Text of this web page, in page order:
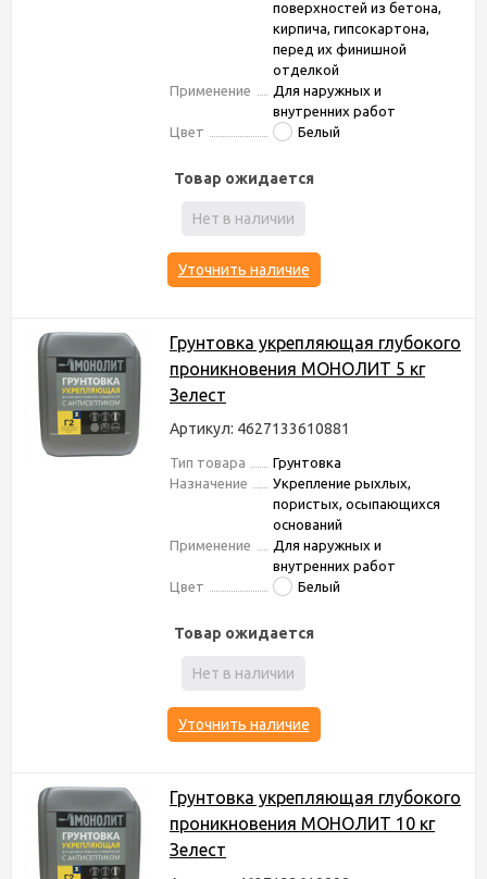
поверхностей из бетона,
кирпича, гипсокартона,
перед их финишной
отделкой
Применение
Для наружных и
внутренних работ
Цвет
Белый
Товар ожидается
Нет в наличии
Уточнить наличие
Грунтовка укрепляющая глубокого
проникновения МОНОЛИТ 5 кг
Зелест
Артикул: 4627133610881
Тип товара
Грунтовка
Назначение
Укрепление рыхлых,
пористых, осыпающихся
оснований
Применение
Для наружных и
внутренних работ
Цвет
Белый
Товар ожидается
Нет в наличии
Уточнить наличие
Грунтовка укрепляющая глубокого
проникновения МОНОЛИТ 10 кг
Зелест